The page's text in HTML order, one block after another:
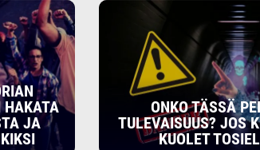
HAKATA
JA
ONKO TÄSSÄ
TULEVAISUUS? JOS
KUOLET